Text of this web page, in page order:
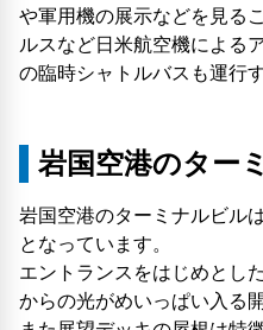
や軍用機の展示などを見る
ルスなど日米航空機による
の臨時シャトルバスも運行
岩国空港のター
岩国空港のターミナルビル
となっています。
エントランスをはじめとし
からの光がめいっぱい入る